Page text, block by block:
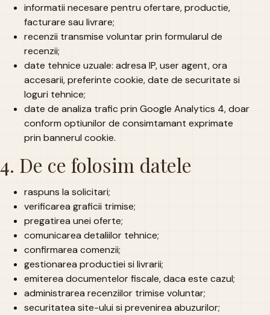
informatii necesare pentru ofertare, productie,
facturare sau livrare;
recenzii transmise voluntar prin formularul de
recenzii;
date tehnice uzuale: adresa IP, user agent, ora
accesarii, preferinte cookie, date de securitate si
loguri tehnice;
date de analiza trafic prin Google Analytics 4, doar
conform optiunilor de consimtamant exprimate
prin bannerul cookie.
4. De ce folosim datele
raspuns la solicitari;
verificarea graficii trimise;
pregatirea unei oferte;
comunicarea detaliilor tehnice;
confirmarea comenzii;
gestionarea productiei si livrarii;
emiterea documentelor fiscale, daca este cazul;
administrarea recenziilor trimise voluntar;
securitatea site-ului si prevenirea abuzurilor;